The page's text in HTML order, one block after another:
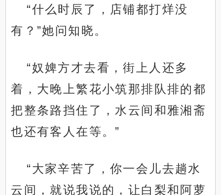
“什么时辰了，店铺都打烊没
有？”她问知晓。
“奴婢方才去看，街上人还多
着，大晚上繁花小筑那排队排的都
把整条路挡住了，水云间和雅湘斋
也还有客人在等。”
“大家辛苦了，你一会儿去趟水
云间，就说我说的，让白梨和阿萝